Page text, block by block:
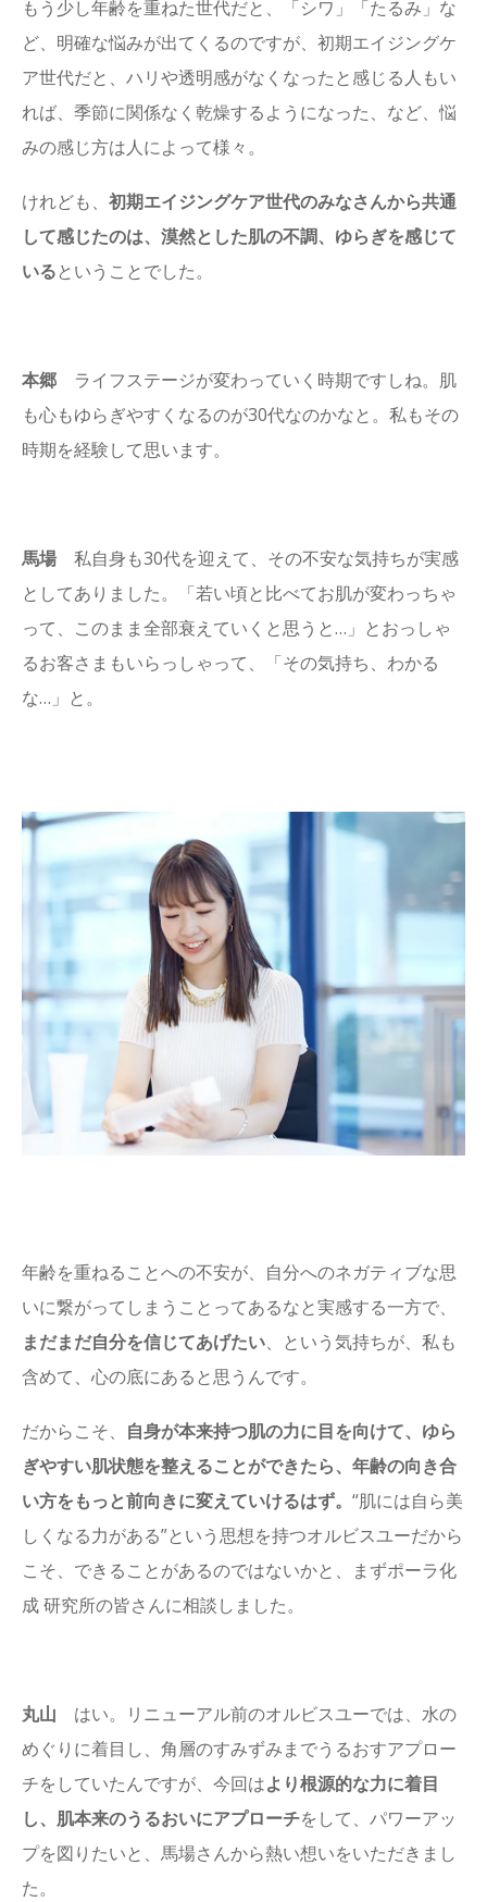
もう少し年齢を重ねた世代だと、「シワ」「たるみ」な
ど、明確な悩みが出てくるのですが、初期エイジングケ
ア世代だと、ハリや透明感がなくなったと感じる人もい
れば、季節に関係なく乾燥するようになった、など、悩
みの感じ方は人によって様々。
けれども、 初期エイジングケア世代のみなさんから共通
して感じたのは、漠然とした肌の不調、ゆらぎを感じて
いるということでした。
本郷 ライフステージが変わっていく時期ですしね。肌
も心もゆらぎやすくなるのが30代なのかなと。私もその
時期を経験して思います。
馬場 私自身も30代を迎えて、その不安な気持ちが実感
としてありました。「若い頃と比べてお肌が変わっちゃ
って、このまま全部衰えていくと思うと…」とおっしゃ
るお客さまもいらっしゃって、「その気持ち、わかる
な…」と。
年齢を重ねることへの不安が、自分へのネガティブな思
いに繋がってしまうことってあるなと実感する一方で、
まだまだ自分を信じてあげたい、という気持ちが、私も
含めて、心の底にあると思うんです。
だからこそ、 自身が本来持つ肌の力に目を向けて、ゆら
ぎやすい肌状態を整えることができたら、年齢の向き合
い方をもっと前向きに変えていけるはず。 “肌には自ら美
しくなる力がある”という思想を持つオルビスユーだから
こそ、できることがあるのではないかと、まずポーラ化
成 研究所の皆さんに相談しました。
丸山 はい。リニューアル前のオルビスユーでは、水の
めぐりに着目し、角層のすみずみまでうるおすアプロー
チをしていたんですが、今回はより根源的な力に着目
し、肌本来のうるおいにアプローチをして、パワーアッ
プを図りたいと、馬場さんから熱い想いをいただきまし
た。